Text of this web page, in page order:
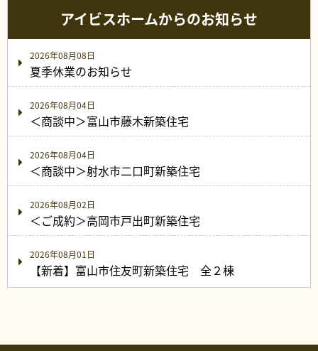
アイビスホームからのお知らせ
2026年08月08日
夏季休業のお知らせ
2026年08月04日
＜商談中＞富山市藤木新築住宅
2026年08月04日
＜商談中＞射水市二口町新築住宅
2026年08月02日
＜ご成約＞高岡市戸出町新築住宅
2026年08月01日
【新着】富山市住友町新築住宅 全２棟